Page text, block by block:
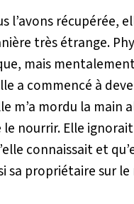
l’avons récupérée,
très étrange.
mais
a commencé à
m’a mordu la main
le nourrir. Elle
connaissait et
sa propriétaire sur le